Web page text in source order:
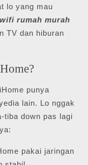
lo yang mau
wifi rumah murah
TV dan hiburan
punya
lain. Lo nggak
tiba down pas lagi
pakai jaringan